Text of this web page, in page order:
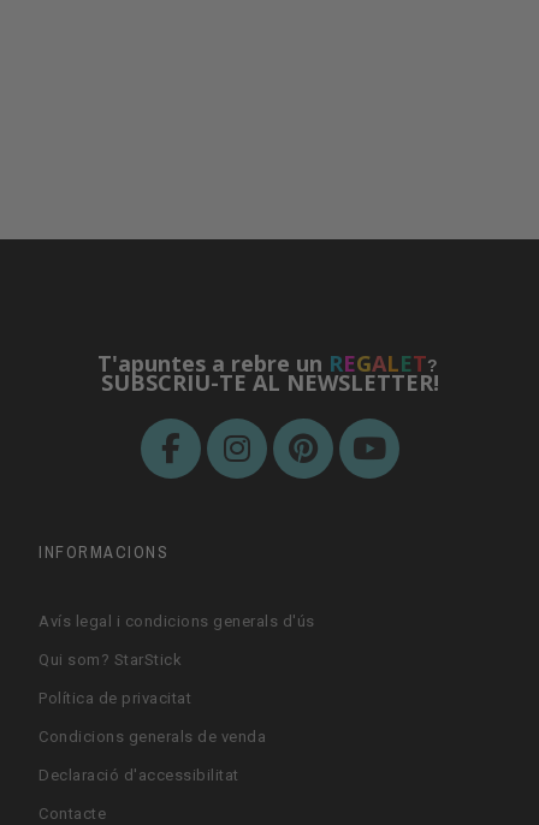
T'apuntes a rebre un REGALET?
SUBSCRIU-TE AL NEWSLETTER!
INFORMACIONS
Avís legal i condicions generals d'ús
Qui som? StarStick
Política de privacitat
Condicions generals de venda
Declaració d'accessibilitat
Contacte